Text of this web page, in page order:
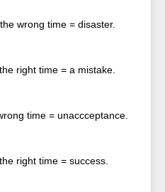
wrong time = disaster.
right time = a mistake.
time = unaccceptance.
right time = success.